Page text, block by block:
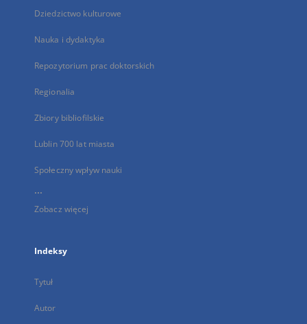
Dziedzictwo kulturowe
Nauka i dydaktyka
Repozytorium prac doktorskich
Regionalia
Zbiory bibliofilskie
Lublin 700 lat miasta
Społeczny wpływ nauki
...
Zobacz więcej
Indeksy
Tytuł
Autor